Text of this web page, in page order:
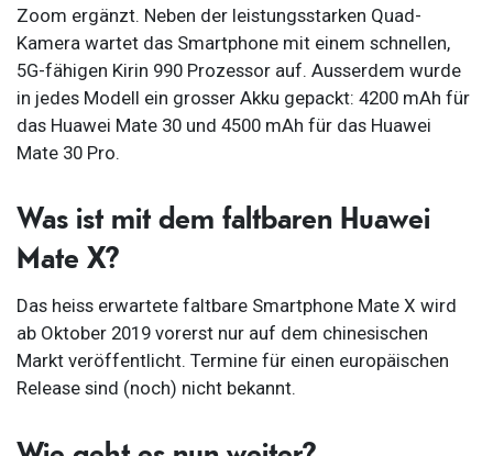
Zoom ergänzt. Neben der leistungsstarken Quad-
Kamera wartet das Smartphone mit einem schnellen,
5G-fähigen Kirin 990 Prozessor auf. Ausserdem wurde
in jedes Modell ein grosser Akku gepackt: 4200 mAh für
das Huawei Mate 30 und 4500 mAh für das Huawei
Mate 30 Pro.
Was ist mit dem faltbaren Huawei
Mate X?
Das heiss erwartete faltbare Smartphone Mate X wird
ab Oktober 2019 vorerst nur auf dem chinesischen
Markt veröffentlicht. Termine für einen europäischen
Release sind (noch) nicht bekannt.